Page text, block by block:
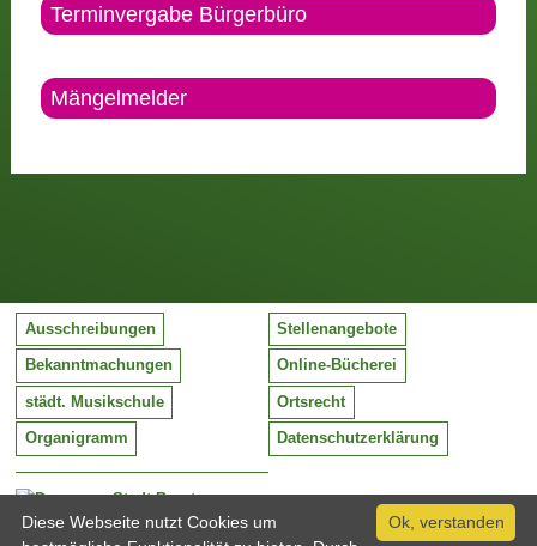
Terminvergabe Bürgerbüro
Mängelmelder
Stadt Barntrup
Mittelstraße 38
32683 Barntrup
Ausschreibungen Stellenangebote
Bekanntmachungen Online-Bücherei
städt. Musikschule Ortsrecht
Organigramm Datenschutzerklärung
Ok, verstanden
Diese Webseite nutzt Cookies um